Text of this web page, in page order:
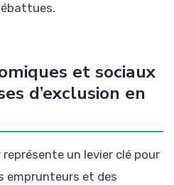
et sociaux
d’exclusion en
représente un levier clé pour
emprunteurs et des